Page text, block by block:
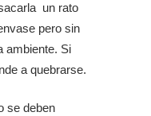
un rato
pero sin
ambiente. Si
a quebrarse.
se deben